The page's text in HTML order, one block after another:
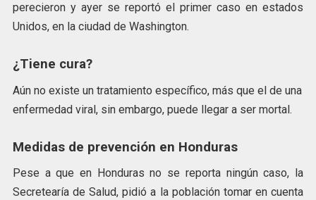
perecieron y ayer se reportó el primer caso en estados
Unidos, en la ciudad de Washington.
¿Tiene cura?
Aún no existe un tratamiento específico, más que el de una
enfermedad viral, sin embargo, puede llegar a ser mortal.
Medidas de prevención en Honduras
Pese a que en Honduras no se reporta ningún caso, la
Secretearía de Salud, pidió a la población tomar en cuenta